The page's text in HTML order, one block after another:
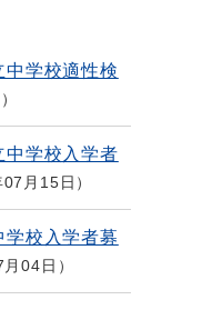
学校適性検
中学校入学者
月15日
校入学者募
04日